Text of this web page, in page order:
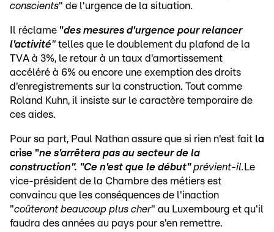
conscients" de l'urgence de la situation.
Il réclame "des mesures d'urgence pour relancer
l'activité" telles que le doublement du plafond de la
TVA à 3%, le retour à un taux d'amortissement
accéléré à 6% ou encore une exemption des droits
d'enregistrements sur la construction. Tout comme
Roland Kuhn, il insiste sur le caractère temporaire de
ces aides.
Pour sa part, Paul Nathan assure que si rien n'est fait la
crise "ne s'arrêtera pas au secteur de la
construction". "Ce n'est que le début"prévient-il. Le
vice-président de la Chambre des métiers est
convaincu que les conséquences de l'inaction
"coûteront beaucoup plus cher" au Luxembourg et qu'il
faudra des années au pays pour s'en remettre.